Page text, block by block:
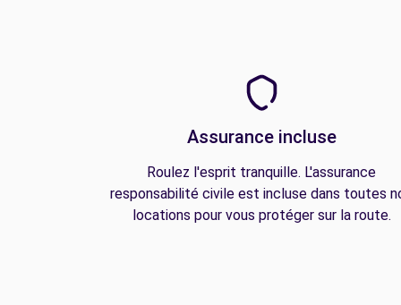
Assurance incluse
Roulez l'esprit tranquille. L'assurance
responsabilité civile est incluse dans toutes
locations pour vous protéger sur la route.